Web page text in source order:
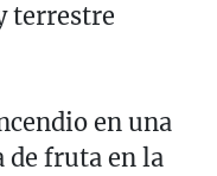
terrestre
en una
de fruta en la